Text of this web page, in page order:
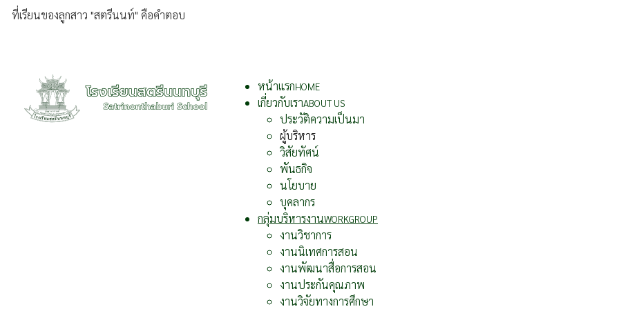
ที่เรียนของลูกสาว "สตรีนนท์" คือคำตอบ
หน้าแรกHOME
เกี่ยวกับเราABOUT US
ประวัติความเป็นมา
ผู้บริหาร
วิสัยทัศน์
พันธกิจ
นโยบาย
บุคลากร
กลุ่มบริหารงานWORKGROUP
งานวิชาการ
งานนิเทศการสอน
งานพัฒนาสื่อการสอน
งานประกันคุณภาพ
งานวิจัยทางการศึกษา